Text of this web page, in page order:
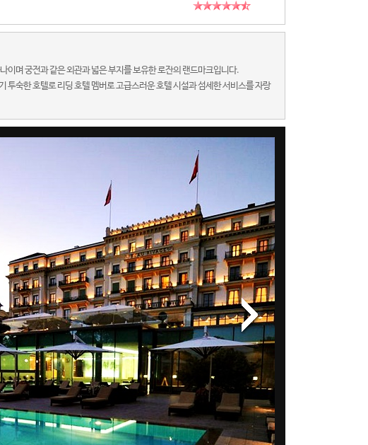
이며 궁전과 같은 외관과 넓은 부지를 보유한 로잔의 랜드마크입니다.
투숙한 호텔로 리딩 호텔 멤버로 고급스러운 호텔 시설과 섬세한 서비스를 자랑